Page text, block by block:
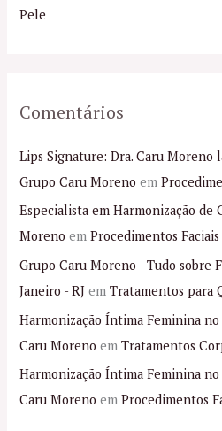
r
Pele
Comentários
Lips Signature: Dra. Caru Moreno
Grupo Caru Moreno em
Especialista em Harmonização de
Moreno emProcedimentos Faciais
Grupo Caru Moreno - Tudo sobre
Janeiro - RJ emTratamentos para
Harmonização Íntima Feminina no
Caru Moreno emTratamentos
Harmonização Íntima Feminina no
Caru Moreno emProcedimentos